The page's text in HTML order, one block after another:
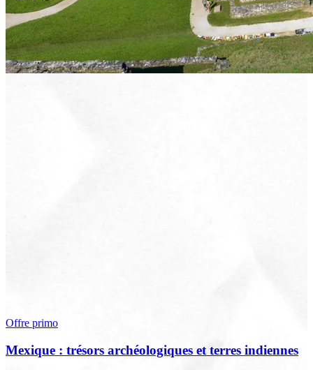
Offre primo
Mexique : trésors archéologiques et terres indiennes